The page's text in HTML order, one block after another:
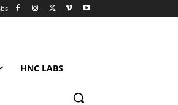
HNC LABS